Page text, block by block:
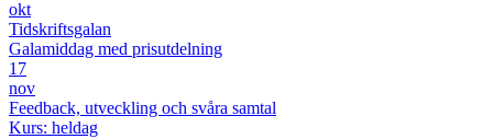
okt
Tidskriftsgalan
Galamiddag med prisutdelning
17
nov
Feedback, utveckling och svåra samtal
Kurs: heldag